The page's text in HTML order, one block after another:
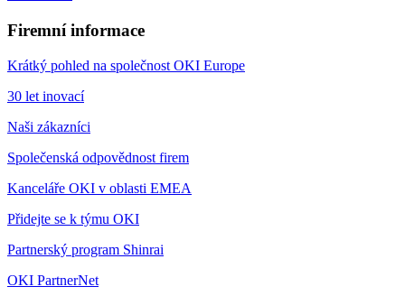
Firemní informace
Krátký pohled na společnost OKI Europe
30 let inovací
Naši zákazníci
Společenská odpovědnost firem
Kanceláře OKI v oblasti EMEA
Přidejte se k týmu OKI
Partnerský program Shinrai
OKI PartnerNet